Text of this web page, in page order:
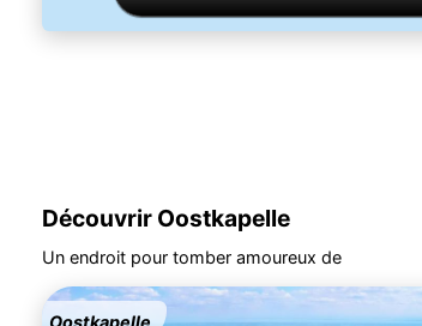
Découvrir Oostkapelle
Un endroit pour tomber amoureux de
Oostkapelle